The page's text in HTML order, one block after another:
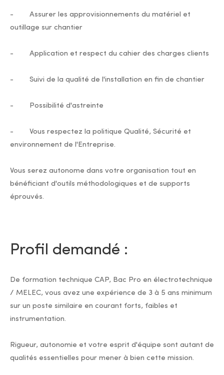
- Assurer les approvisionnements du matériel et
outillage sur chantier
- Application et respect du cahier des charges clients
- Suivi de la qualité de l'installation en fin de chantier
- Possibilité d'astreinte
- Vous respectez la politique Qualité, Sécurité et
environnement de l'Entreprise.
Vous serez autonome dans votre organisation tout en
bénéficiant d'outils méthodologiques et de supports
éprouvés.
Profil demandé :
De formation technique CAP, Bac Pro en électrotechnique
/ MELEC, vous avez une expérience de 3 à 5 ans minimum
sur un poste similaire en courant forts, faibles et
instrumentation.
Rigueur, autonomie et votre esprit d'équipe sont autant de
qualités essentielles pour mener à bien cette mission.